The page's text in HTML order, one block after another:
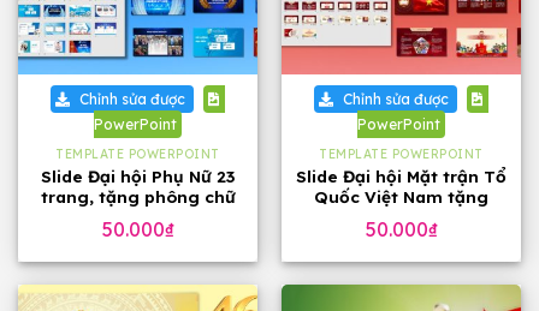
Chỉnh sửa được
PowerPoint
TEMPLATE POWERPOINT
Slide Đại hội Phụ Nữ 23
trang, tặng phông chữ
50.000₫
Chỉnh sửa được
PowerPoint
TEMPLATE POWERPOINT
Slide Đại hội Mặt trận Tổ
Quốc Việt Nam tặng
50.000₫